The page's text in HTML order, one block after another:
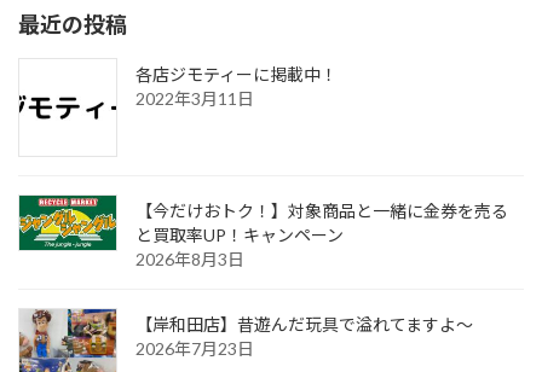
最近の投稿
各店ジモティーに掲載中！
2022年3月11日
【今だけおトク！】対象商品と一緒に金券を売る
と買取率UP！キャンペーン
2026年8月3日
【岸和田店】昔遊んだ玩具で溢れてますよ～
2026年7月23日